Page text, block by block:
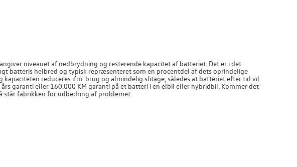
niveauet af nedbrydning og resterende kapacitet af batteriet. Det er i det
batteris helbred og typisk repræsenteret som en procentdel af dets oprindelige
reduceres ifm. brug og almindelig slitage, således at batteriet efter tid vil
garanti eller 160.000 KM garanti på et batteri i en elbil eller hybridbil. Kommer det
står fabrikken for udbedring af problemet.